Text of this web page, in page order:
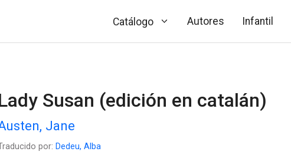
Catálogo Autores Infantil
Susan (edición en catalán)
Jane
por: Dedeu, Alba